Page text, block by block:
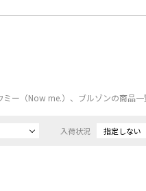
ミー（Now me.）、ブルゾンの商品一
入荷状況 指定しない